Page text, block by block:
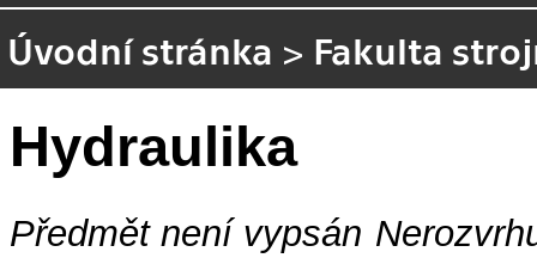
Úvodní stránka > Fakulta
Hydraulika
Předmět není vypsán